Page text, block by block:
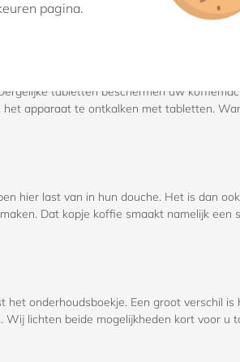
tabletten beschermen uw
apparaat te ontkalken met tabletten.
hier last van in hun douche. Het is dan
Dat kopje koffie smaakt namelijk een
onderhoudsboekje. Een groot verschil
lichten beide mogelijkheden kort voor u
pagina.